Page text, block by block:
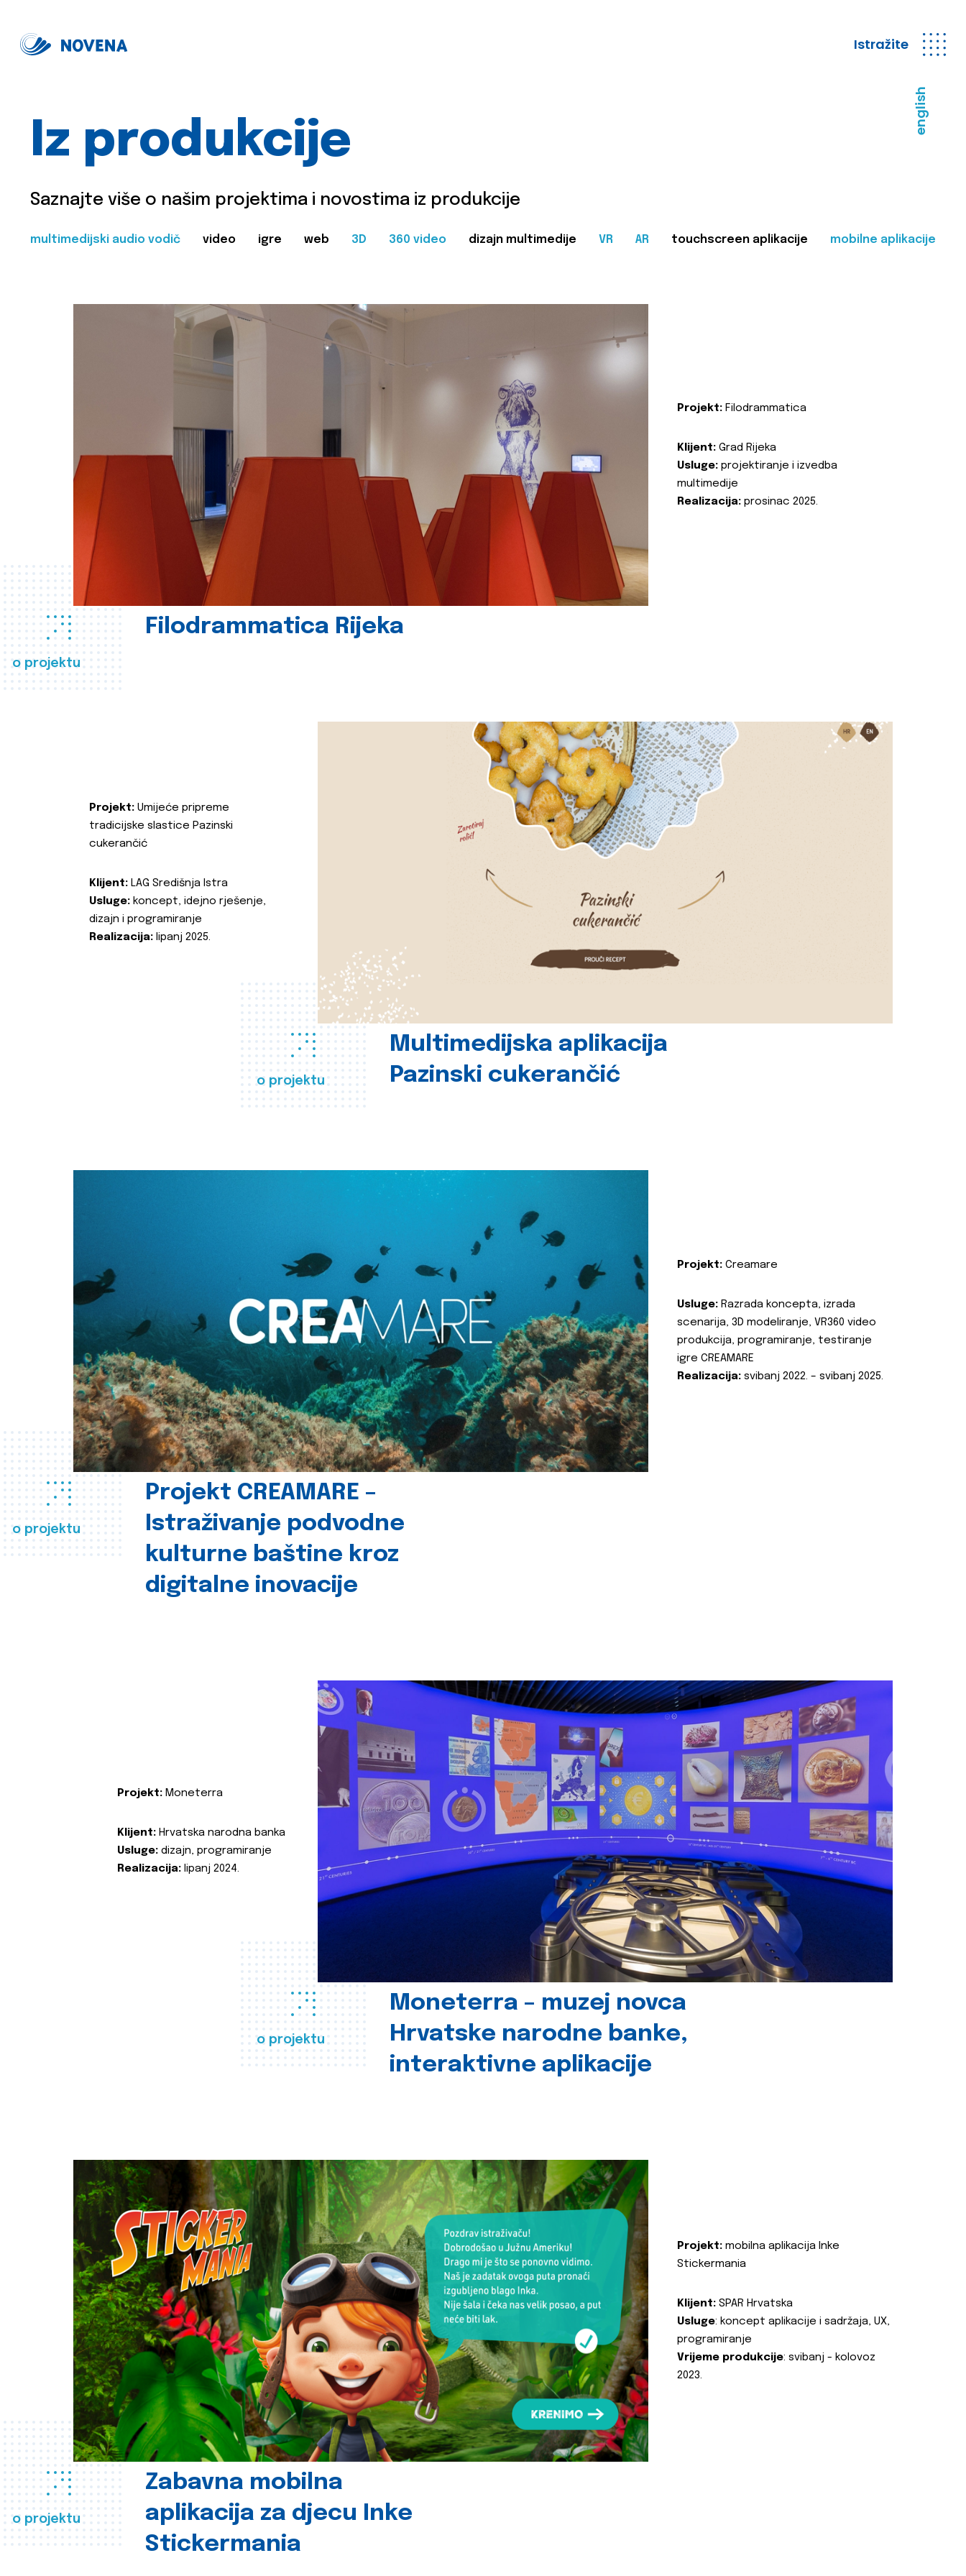
Istražite
english
Iz produkcije
Saznajte više o našim projektima i novostima iz produkcije
multimedijski audio vodič video igre web 3D 360 video dizajn multimedije VR AR touchscreen aplikacije mobilne aplikacije
o projektu
Filodrammatica Rijeka
Projekt: Filodrammatica
Klijent: Grad Rijeka
Usluge: projektiranje i izvedba
multimedije
Realizacija: prosinac 2025.
o projektu
Multimedijska aplikacija
Pazinski cukerančić
Projekt: Umijeće pripreme
tradicijske slastice Pazinski
cukerančić
Klijent: LAG Središnja Istra
Usluge: koncept, idejno rješenje,
dizajn i programiranje
Realizacija: lipanj 2025.
o projektu
Projekt CREAMARE –
Istraživanje podvodne
kulturne baštine kroz
digitalne inovacije
Projekt: Creamare
Usluge: Razrada koncepta, izrada
scenarija, 3D modeliranje, VR360 video
produkcija, programiranje, testiranje
igre CREAMARE
Realizacija: svibanj 2022. – svibanj 2025.
o projektu
Moneterra – muzej novca
Hrvatske narodne banke,
interaktivne aplikacije
Projekt: Moneterra
Klijent: Hrvatska narodna banka
Usluge: dizajn, programiranje
Realizacija: lipanj 2024.
o projektu
Zabavna mobilna
aplikacija za djecu Inke
Stickermania
Projekt: mobilna aplikacija Inke
Stickermania
Klijent: SPAR Hrvatska
Usluge: koncept aplikacije i sadržaja, UX,
programiranje
Vrijeme produkcije: svibanj - kolovoz
2023.